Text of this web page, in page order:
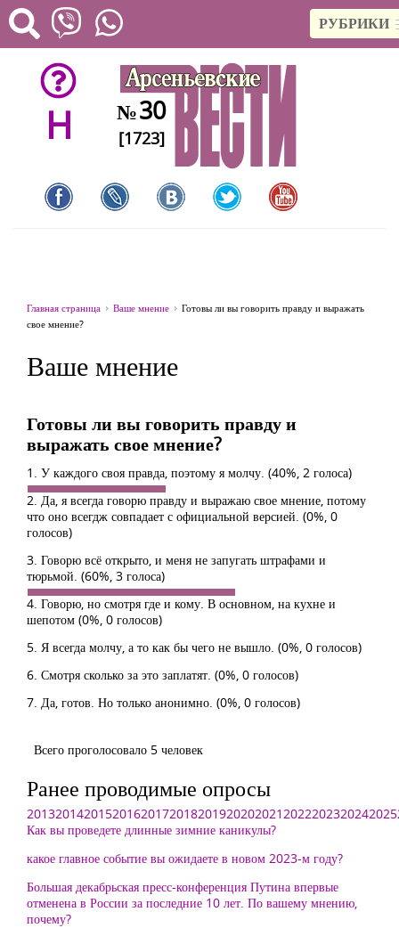
РУБРИКИ
H №30
[1723]
Главная страница Ваше мнение
Готовы ли вы говорить правду и выражать
свое мнение?
Ваше мнение
Готовы ли вы говорить правду и
выражать свое мнение?
1. У каждого своя правда, поэтому я молчу. (40%, 2 голоса)
2. Да, я всегда говорю правду и выражаю свое мнение, потому
что оно всегдж совпадает с официальной версией. (0%, 0
голосов)
3. Говорю всё открыто, и меня не запугать штрафами и
тюрьмой. (60%, 3 голоса)
4. Говорю, но смотря где и кому. В основном, на кухне и
шепотом (0%, 0 голосов)
5. Я всегда молчу, а то как бы чего не вышло. (0%, 0 голосов)
6. Смотря сколько за это заплатят. (0%, 0 голосов)
7. Да, готов. Но только анонимно. (0%, 0 голосов)
Всего проголосовало 5 человек
Ранее проводимые опросы
2013201420152016201720182019202020212022202320242025
Как вы проведете длинные зимние каникулы?
какое главное событие вы ожидаете в новом 2023-м году?
Большая декабрьская пресс-конференция Путина впервые
отменена в России за последние 10 лет. По вашему мнению,
почему?